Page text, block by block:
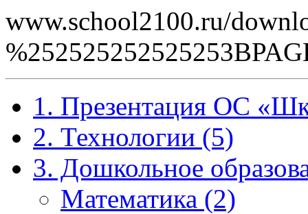
www.school2100.ru/
1. Презентация ОС
2. Технологии (5)
3. Дошкольное
Математика (2)